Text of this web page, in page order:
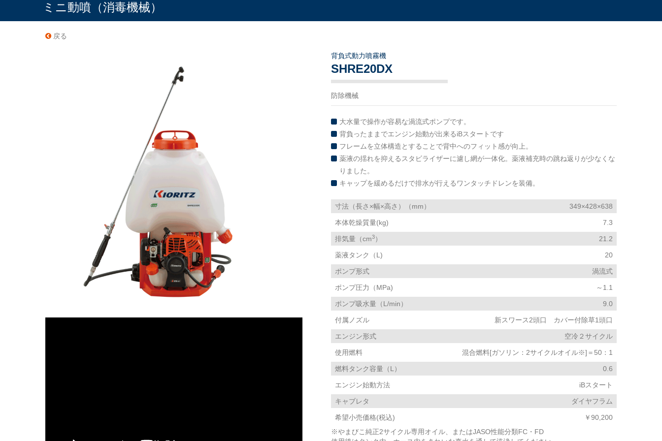
ミニ動噴（消毒機械）
戻る
背負式動力噴霧機
SHRE20DX
防除機械
大水量で操作が容易な渦流式ポンプです。
背負ったままでエンジン始動が出来るiBスタートです
フレームを立体構造とすることで背中へのフィット感が向上。
薬液の揺れを抑えるスタビライザーに濾し網が一体化。薬液補充時の跳ね返りが少なくな
りました。
キャップを緩めるだけで排水が行えるワンタッチドレンを装備。
寸法（長さ×幅×高さ）（mm） 349×428×638
本体乾燥質量(kg) 7.3
排気量（cm3） 21.2
薬液タンク（L) 20
ポンプ形式 渦流式
ポンプ圧力（MPa) ～1.1
ポンプ吸水量（L/min） 9.0
付属ノズル 新スワース2頭口 カバー付除草1頭口
エンジン形式 空冷２サイクル
使用燃料 混合燃料[ガソリン：2サイクルオイル※]＝50：1
燃料タンク容量（L） 0.6
エンジン始動方法 iBスタート
キャブレタ ダイヤフラム
希望小売価格(税込)
￥90,200
※やまびこ純正2サイクル専用オイル、またはJASO性能分類FC・FD